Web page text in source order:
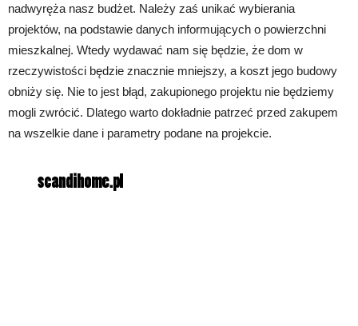
nadwyręża nasz budżet. Należy zaś unikać wybierania
projektów, na podstawie danych informujących o powierzchni
mieszkalnej. Wtedy wydawać nam się będzie, że dom w
rzeczywistości będzie znacznie mniejszy, a koszt jego budowy
obniży się. Nie to jest błąd, zakupionego projektu nie będziemy
mogli zwrócić. Dlatego warto dokładnie patrzeć przed zakupem
na wszelkie dane i parametry podane na projekcie.